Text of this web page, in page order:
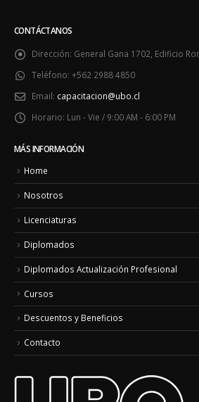
CONTÁCTANOS
Dirección: General Gana 1702, Edificio
Teléfono: +562 2988 4850
Email: capacitacion@ubo.cl
Horario: Lun - Vie / 9:00 AM - 6:00 PM
MÁS INFORMACIÓN
Home
Nosotros
Licenciaturas
Diplomados
Diplomados Actualización Profesional
Cursos
Descuentos y Beneficios
Contacto